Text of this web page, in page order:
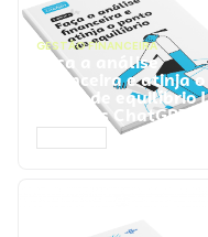
GESTÃO FINANCEIRA
Faça a análise
financeira e atinja o
ponto de equilíbrio |
Prompts ChatGPT